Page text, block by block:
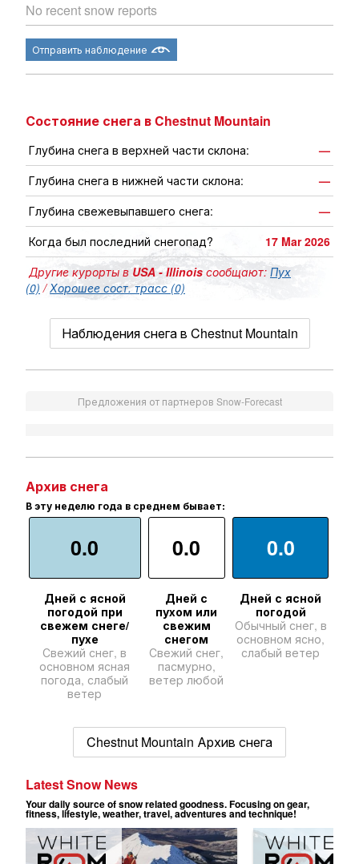
No recent snow reports
Отправить наблюдение
Состояние снега в Chestnut Mountain
Глубина снега в верхней части склона:
—
Глубина снега в нижней части склона:
—
Глубина свежевыпавшего снега:
—
Когда был последний снегопад?
17 Mar 2026
Другие курорты вUSA - Illinois сообщают: Пух
(0) /Хорошее сост. трасс (0)
Наблюдения снега в Chestnut Mountain
Предложения от партнеров Snow-Forecast
Архив снега
В эту неделю года в среднем бывает:
0.0
Дней с ясной
погодой при
свежем снеге/
пухе
Свежий снег, в
основном ясная
погода, слабый
ветер
0.0
Дней с
пухом или
свежим
снегом
Свежий снег,
пасмурно,
ветер любой
0.0
Дней с ясной
погодой
Обычный снег, в
основном ясно,
слабый ветер
Chestnut Mountain Архив снега